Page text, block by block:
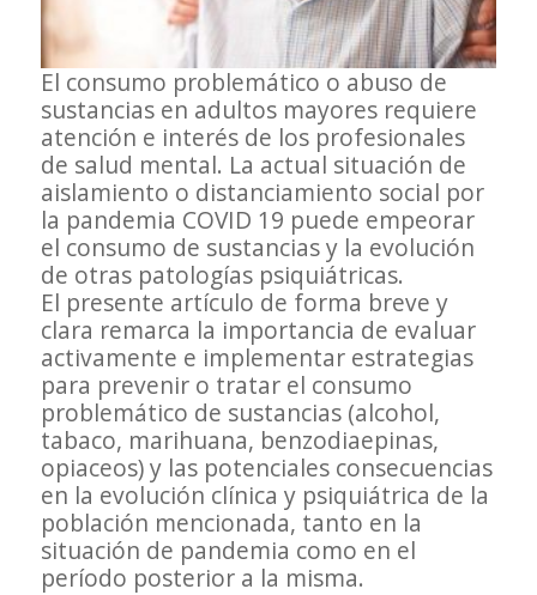
El consumo problemático o abuso de
sustancias en adultos mayores requiere
atención e interés de los profesionales
de salud mental. La actual situación de
aislamiento o distanciamiento social por
la pandemia COVID 19 puede empeorar
el consumo de sustancias y la evolución
de otras patologías psiquiátricas.
El presente artículo de forma breve y
clara remarca la importancia de evaluar
activamente e implementar estrategias
para prevenir o tratar el consumo
problemático de sustancias (alcohol,
tabaco, marihuana, benzodiaepinas,
opiaceos) y las potenciales consecuencias
en la evolución clínica y psiquiátrica de la
población mencionada, tanto en la
situación de pandemia como en el
período posterior a la misma.